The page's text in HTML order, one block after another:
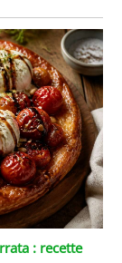
: recette